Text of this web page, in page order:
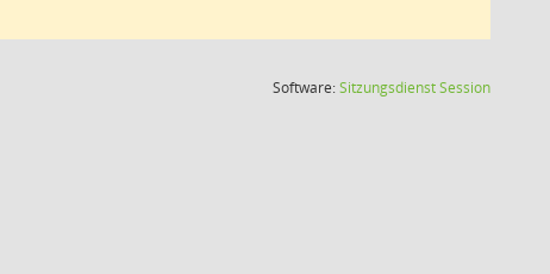
Software:SitzungsdienstSession(Wird in